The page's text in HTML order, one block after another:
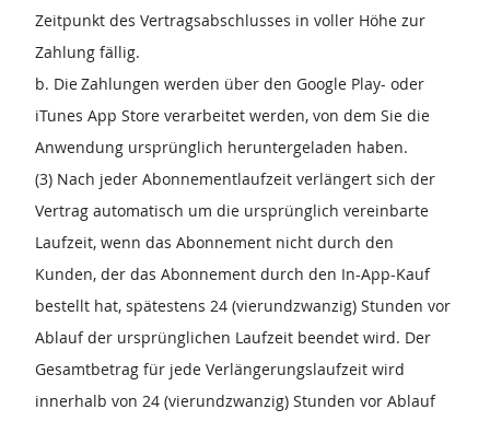
Zeitpunkt des Vertragsabschlusses in voller Höhe zur
Zahlung fällig.
b. Die Zahlungen werden über den Google Play- oder
iTunes App Store verarbeitet werden, von dem Sie die
Anwendung ursprünglich heruntergeladen haben.
(3) Nach jeder Abonnementlaufzeit verlängert sich der
Vertrag automatisch um die ursprünglich vereinbarte
Laufzeit, wenn das Abonnement nicht durch den
Kunden, der das Abonnement durch den In-App-Kauf
bestellt hat, spätestens 24 (vierundzwanzig) Stunden vor
Ablauf der ursprünglichen Laufzeit beendet wird. Der
Gesamtbetrag für jede Verlängerungslaufzeit wird
innerhalb von 24 (vierundzwanzig) Stunden vor Ablauf